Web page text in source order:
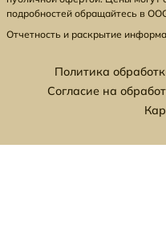
подробностей обращайтесь в
Отчетность и раскрытие
Политика
Согласие на